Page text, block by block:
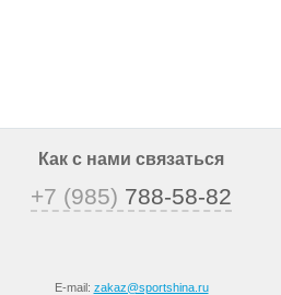
Как с нами связаться
+7 (985) 788-58-82
E-mail: zakaz@sportshina.ru